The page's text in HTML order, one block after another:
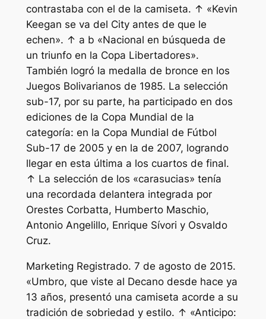
contrastaba con el de la camiseta. ↑ «Kevin
Keegan se va del City antes de que le
echen». ↑ a b «Nacional en búsqueda de
un triunfo en la Copa Libertadores».
También logró la medalla de bronce en los
Juegos Bolivarianos de 1985. La selección
sub-17, por su parte, ha participado en dos
ediciones de la Copa Mundial de la
categoría: en la Copa Mundial de Fútbol
Sub-17 de 2005 y en la de 2007, logrando
llegar en esta última a los cuartos de final.
↑ La selección de los «carasucias» tenía
una recordada delantera integrada por
Orestes Corbatta, Humberto Maschio,
Antonio Angelillo, Enrique Sívori y Osvaldo
Cruz.
Marketing Registrado. 7 de agosto de 2015.
«Umbro, que viste al Decano desde hace ya
13 años, presentó una camiseta acorde a su
tradición de sobriedad y estilo. ↑ «Anticipo: